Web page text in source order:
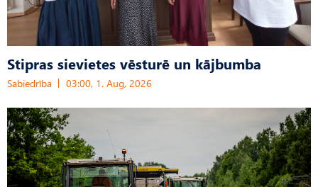
Stipras sievietes vēsturē un kājbumba
Sabiedrība 03:00, 1. Aug, 2026